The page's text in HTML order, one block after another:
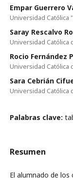
Empar Guerrero
Universidad Católica
Saray Rescalvo
Universidad Católica
Rocio Fernández
Universidad Católica
Sara Cebrián
Universidad Católica
Palabras clave:
Resumen
El alumnado de